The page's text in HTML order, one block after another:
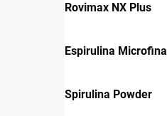
Rovimax NX Plus
Espirulina Microfina
Spirulina Powder